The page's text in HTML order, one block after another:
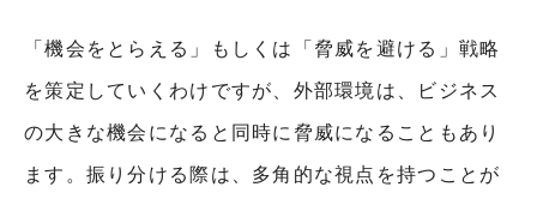
「機会をとらえる」もしくは「脅威を避ける」戦略
を策定していくわけですが、外部環境は、ビジネス
の大きな機会になると同時に脅威になることもあり
ます。振り分ける際は、多角的な視点を持つことが